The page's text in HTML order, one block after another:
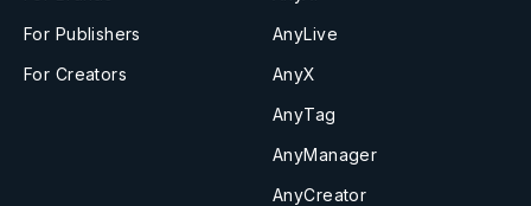
For Publishers
For Creators
AnyLive
AnyX
AnyTag
AnyManager
AnyCreator